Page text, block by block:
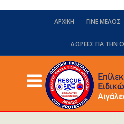
ΑΡΧΙΚΗ ΓΙΝΕ ΜΕΛΟΣ
ΔΩΡΕΈΣ ΓΙΑ ΤΗΝ